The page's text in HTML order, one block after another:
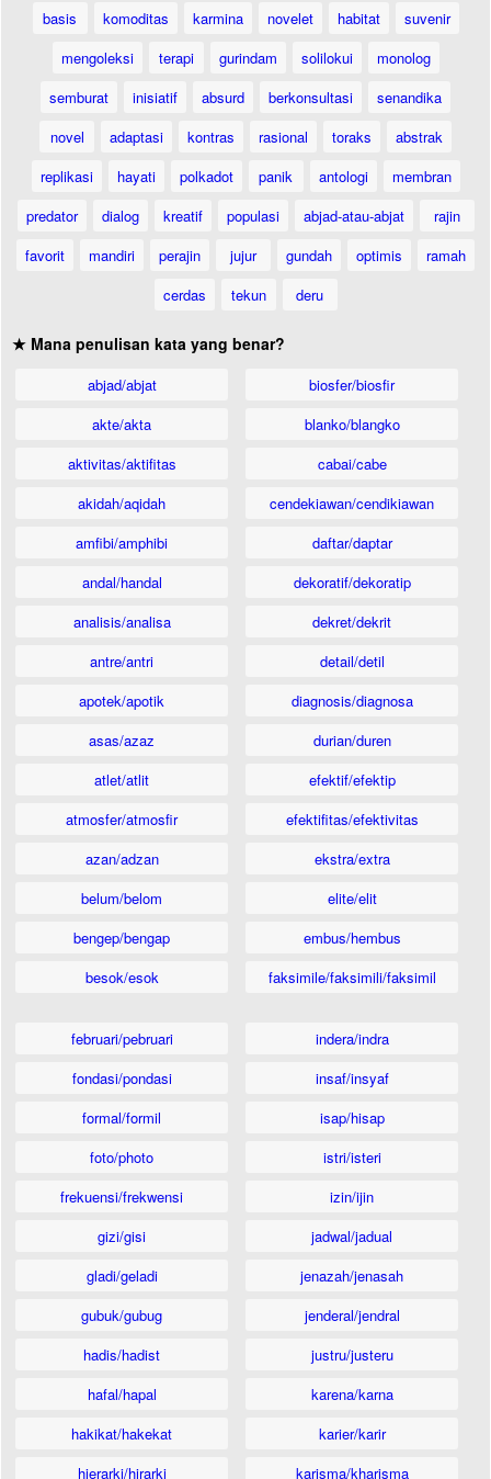
basis
komoditas karmina novelet habitat
suvenir
mengoleksi
terapi gurindam solilokui
monolog
semburat
inisiatif absurd berkonsultasi
senandika
novel
adaptasi kontras rasional toraks
abstrak
replikasi
hayati polkadot panik antologi
membran
predator
dialog kreatif populasi abjad-atau-abjat
rajin
favorit
mandiri perajin jujur gundah optimis
ramah
cerdas
tekun deru
★ Mana penulisan kata yang benar?
abjad/abjat
akte/akta
aktivitas/aktifitas
akidah/aqidah
amfibi/amphibi
andal/handal
analisis/analisa
antre/antri
apotek/apotik
asas/azaz
atlet/atlit
atmosfer/atmosfir
azan/adzan
belum/belom
bengep/bengap
besok/esok
biosfer/biosfir
blanko/blangko
cabai/cabe
cendekiawan/cendikiawan
daftar/daptar
dekoratif/dekoratip
dekret/dekrit
detail/detil
diagnosis/diagnosa
durian/duren
efektif/efektip
efektifitas/efektivitas
ekstra/extra
elite/elit
embus/hembus
faksimile/faksimili/faksimil
februari/pebruari
fondasi/pondasi
formal/formil
foto/photo
frekuensi/frekwensi
gizi/gisi
gladi/geladi
gubuk/gubug
hadis/hadist
hafal/hapal
hakikat/hakekat
hierarki/hirarki
indera/indra
insaf/insyaf
isap/hisap
istri/isteri
izin/ijin
jadwal/jadual
jenazah/jenasah
jenderal/jendral
justru/justeru
karena/karna
karier/karir
karisma/kharisma